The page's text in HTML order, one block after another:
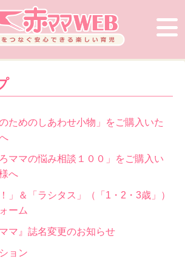
ためのしあわせ小物」をご購入いた
ママの悩み相談１００」をご購入い
へ
」＆「ラシタス」（「1・2・3歳」）
ーム
マ』誌名変更のお知らせ
ョン